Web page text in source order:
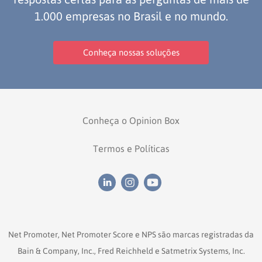
1.000 empresas no Brasil e no mundo.
Conheça nossas soluções
Conheça o Opinion Box
Termos e Políticas
Net Promoter, Net Promoter Score e NPS são marcas registradas da
Bain & Company, Inc., Fred Reichheld e Satmetrix Systems, Inc.